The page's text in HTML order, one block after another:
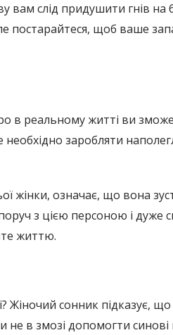
вам слід придушити гнів на
постарайтеся, щоб ваше
реальному житті ви
заробляти
означає, що вона
з цією персоною і дуже
життю.
сонник підказує,
в змозі допомогти синові